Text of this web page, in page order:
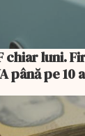
chiar luni.
până pe 10